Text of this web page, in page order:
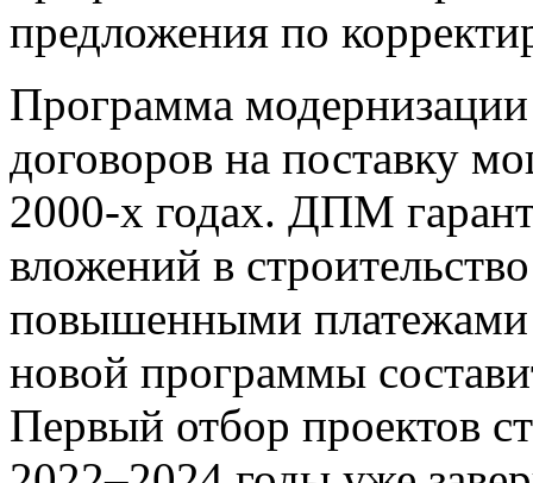
предложения по
Программа
договоров на поставку
2000-х годах. ДПМ
вложений в
повышенными
новой программы
Первый отбор проектов